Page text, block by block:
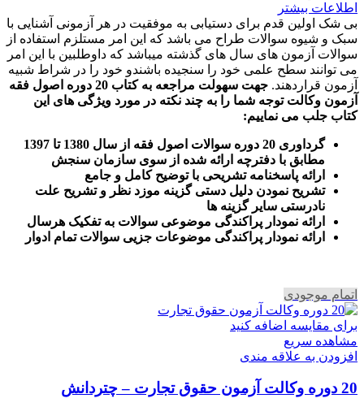
اطلاعات بیشتر
بی شک اولین قدم برای دستیابی به موفقیت در هر آزمونی آشنایی با
سبک و شیوه سوالات طراح می باشد که این امر مستلزم استفاده از
سوالات آزمون های سال های گذشته میباشد که داوطلبین با این امر
می توانند سطح علمی خود را سنجیده باشندو خود را در شراط شبیه
آزمون قراردهند.
جهت سهولت مراجعه به کتاب 20 دوره اصول فقه
آزمون وکالت توجه شما را به چند نکته در مورد ویژگی های این
کتاب جلب می نماییم:
گرداوری 20 دوره سوالات اصول فقه از سال 1380 تا 1397
مطابق با دفترچه ارائه شده از سوی سازمان سنجش
ارائه پاسخنامه تشریحی با توضیح کامل و جامع
تشریح نمودن دلیل دستی گزینه موزد نظر و تشریح علت
نادرستی سایر گزینه ها
ارائه نمودار پراکندگی موضوعی سوالات به تفکیک هرسال
رائه نمودار پراکندگی موضوعات جزیی سوالات تمام ادوار
اتمام موجودی
برای مقایسه اضافه کنید
مشاهده سریع
افزودن به علاقه مندی
20 دوره وکالت آزمون حقوق تجارت – چتردانش